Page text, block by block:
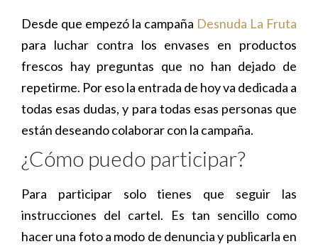
Desde que empezó la campaña Desnuda La Fruta
para luchar contra los envases en productos
frescos hay preguntas que no han dejado de
repetirme. Por eso la entrada de hoy va dedicada a
todas esas dudas, y para todas esas personas que
están deseando colaborar con la campaña.
¿Cómo puedo participar?
Para participar solo tienes que seguir las
instrucciones del cartel. Es tan sencillo como
hacer una foto a modo de denuncia y publicarla en